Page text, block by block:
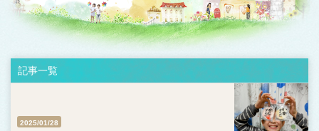
記事一覧
2025/01/28